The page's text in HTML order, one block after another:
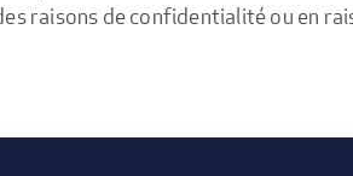
raisons de confidentialité ou en